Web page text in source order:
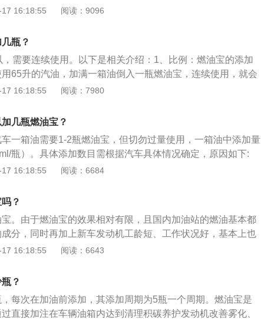
油宝对发动机是有害。如果过量使用，会增加燃烧室的积
：新车不建议添加，因为刚买不久的新车还开不了多少公
比较好，基本不会存在有严重积碳的情况，所以不需要添加。
用，否则反而容易产生油垢、胶质，增加燃烧室积碳，应根
进行添加。积碳严重时还是需要人工清洗，燃油宝不是神
很严重的汽车，还是需要人工处理，燃油宝无法完全清除。
理添加。
16:18:55 阅读：9096
瓶？
需要连续使用。以下是相关介绍：1、比例：燃油宝的添加
65升的汽油，加满一箱油倒入一瓶燃油宝，连续使用，就会
宝使用一定要注意，千万不能够相隔时间太长使用，否则会
解决电喷车型燃油系统里面的积碳问题，可以很快的恢复发
，并且可以弥补汽油在某些性质上存在的缺陷，可以赋予汽油
16:18:55 阅读：7980
几瓶燃油宝？
一箱油需要1-2瓶燃油宝，但切勿过量使用，一箱油中添加量
瓶）。具体添加数目需根据汽车具体情况确定，原因如下:
油通常需要加1-2瓶燃油宝，目前市场上常见的家用小型车油
瓶，通常60ml可兑30-60L汽油，另外对于习惯加2/3或者半
应当添加一瓶燃油宝，这样使用效果更佳。
16:18:55 阅读：6684
？
。由于燃油宝的效果相对有限，且国内加油站的燃油基本都
分，同时再加上新车发动机工龄短、工作状况好，基本上也
没有任何必要给新车添加燃油宝。以下是燃油宝的功能介
添加剂后，排气管上的积碳明显减少，滤清器、排气阔、燃
洁。2、清洁燃油系统，清除积碳。
16:18:55 阅读：6643
？
每次在加油前添加，其添加周期为5瓶一个周期。燃油宝是
直接加注在车辆油箱内达到清理积碳养护发动机改善雾化、